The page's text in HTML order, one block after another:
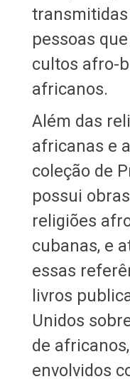
pessoas
cultos afro-
africanos.
Além das
africanas e
coleção de
possui
religiões
cubanas, e
essas
livros
Unidos
de
envolvidos